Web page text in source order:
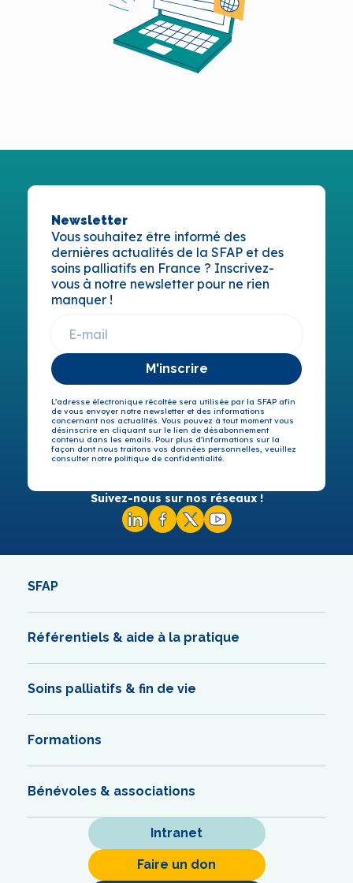
Newsletter
Vous souhaitez être informé des
dernières actualités de la SFAP et des
soins palliatifs en France ? Inscrivez-
vous à notre newsletter pour ne rien
manquer !
M'inscrire
L’adresse électronique récoltée sera utilisée par la SFAP afin
de vous envoyer notre newsletter et des informations
concernant nos actualités. Vous pouvez à tout moment vous
désinscrire en cliquant sur le lien de désabonnement
contenu dans les emails. Pour plus d’informations sur la
façon dont nous traitons vos données personnelles, veuillez
consulter notre politique de confidentialité.
Suivez-nous sur nos réseaux !
SFAP
Référentiels & aide à la pratique
Soins palliatifs & fin de vie
Formations
Bénévoles & associations
Intranet
Faire un don